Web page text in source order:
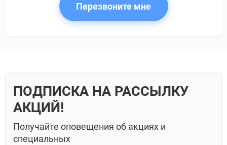
Перезвоните мне
ПОДПИСКА НА РАССЫЛКУ
АКЦИЙ!
Получайте оповещения об акциях и
специальных